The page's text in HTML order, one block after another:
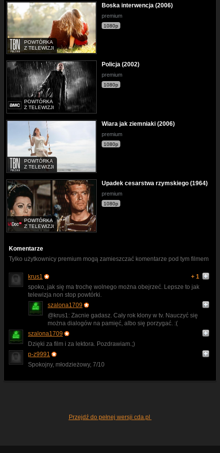
POWTÓRKA
Z TELEWIZJI
Boska interwencja (2006)
premium
1080p
POWTÓRKA
Z TELEWIZJI
Policja (2002)
premium
1080p
POWTÓRKA
Z TELEWIZJI
Wiara jak ziemniaki (2006)
premium
1080p
POWTÓRKA
Z TELEWIZJI
Upadek cesarstwa rzymskiego (1964)
premium
1080p
Komentarze
Tylko użytkownicy premium mogą zamieszczać komentarze pod tym filmem
krus1
+ 1
spoko, jak się ma trochę wolnego można obejrzeć. Lepsze to jak
telewizja non stop powtórki.
szalona1709
@krus1: Zacnie gadasz. Cały rok klony w tv. Nauczyć się
można dialogów na pamięć, albo się porzygać. :(
szalona1709
Dzięki za film i za lektora. Pozdrawiam.;)
p-z9991
Spokojny, młodzieżowy, 7/10
Przejdź do pełnej wersji cda.pl